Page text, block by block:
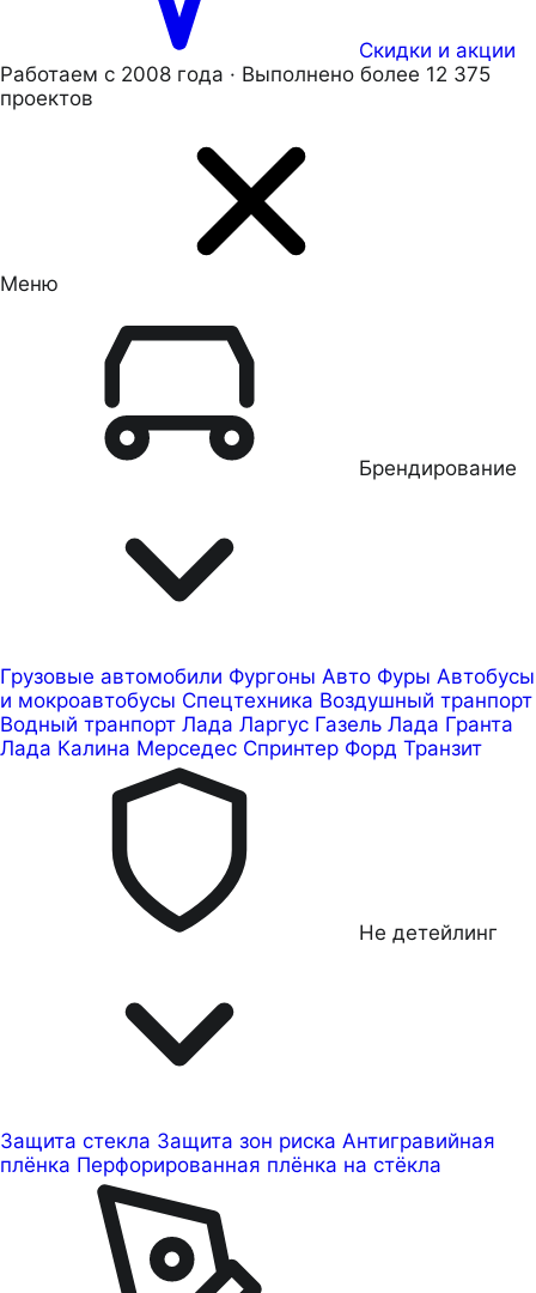
Скидки и акции
Работаем с 2008 года · Выполнено более 12 375
проектов
Меню
Брендирование
Грузовые автомобили Фургоны Авто Фуры Автобусы
и мокроавтобусы Спецтехника Воздушный транпорт
Водный транпорт Лада Ларгус Газель Лада Гранта
Лада Калина Мерседес Спринтер Форд Транзит
Не детейлинг
Защита стекла Защита зон риска Антигравийная
плёнка Перфорированная плёнка на стёкла